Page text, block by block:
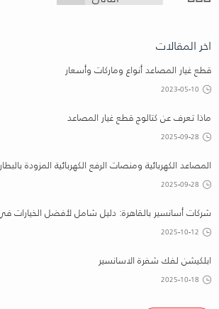
اخر المقالات
قطع غيار المصاعد أنواع وماركات وأسعار
2023-05-10
ماذا تعرف عن كتالوج قطع غيار المصاعد
2025-09-28
المصاعد الكهربائية ومنصات الرفع الكهربائية المزودة
2025-09-28
شركات أسانسير بالقاهرة: دليل شامل لأفضل الخيارات في
2025-10-12
ابلكيشن لفك شفرة الاسانسير
2025-10-18